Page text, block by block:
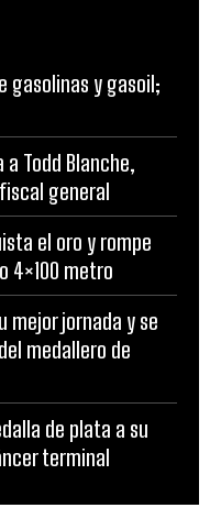
gasolinas y gasoil;
a Todd Blanche,
general
el oro y rompe
4×100 metro
mejor jornada y se
medallero de
de plata a su
terminal